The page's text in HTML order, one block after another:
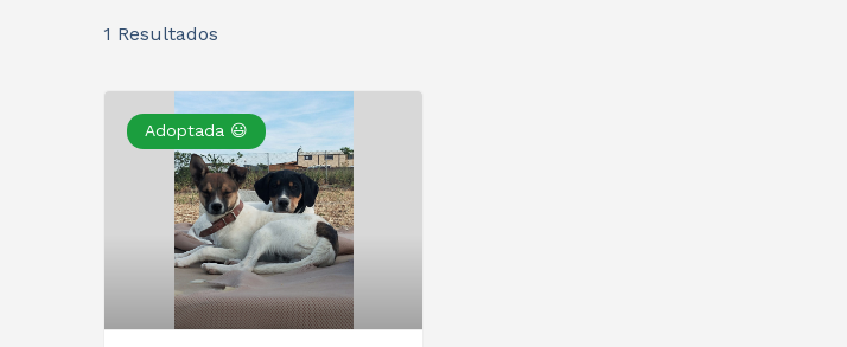
1 Resultados
Adoptada 😃